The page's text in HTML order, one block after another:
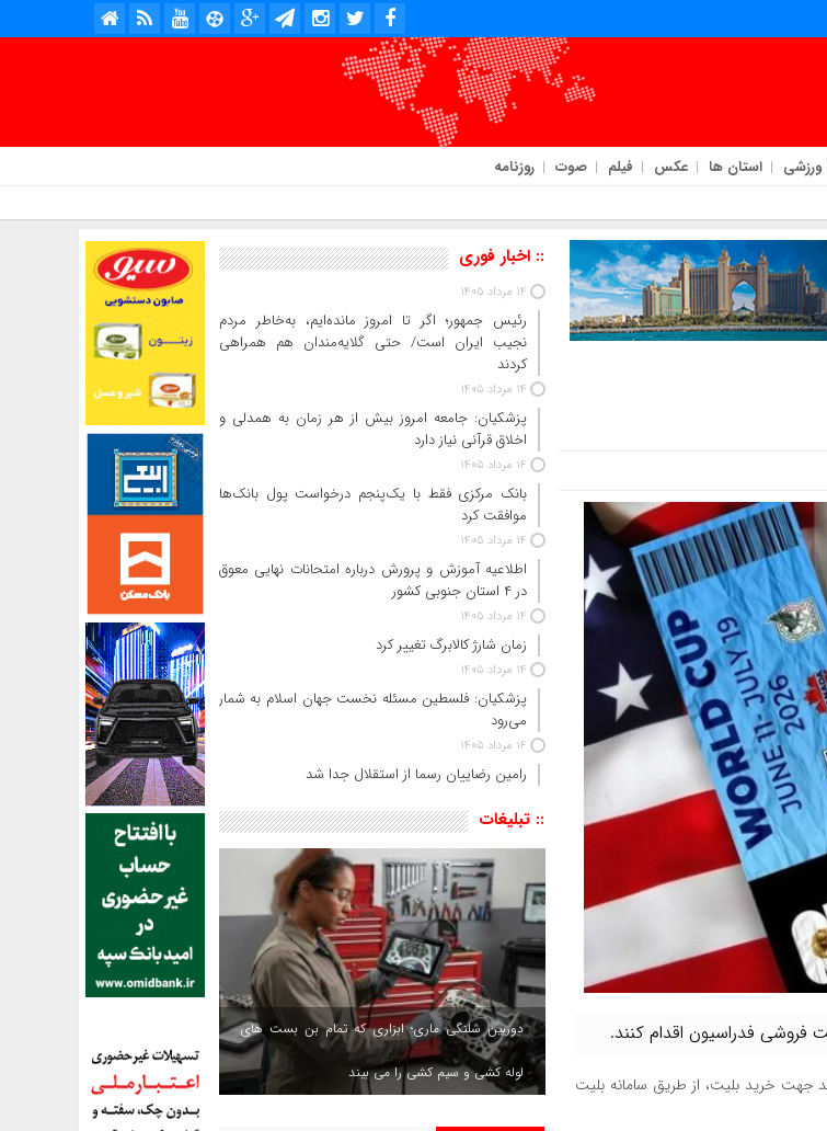
ورزشی استان ها عکس فیلم صوت روزنامه
فروشی فدراسیون اقدام کنند.
جهت خرید بلیت، از طریق سامانه بلیت
:: اخبار فوری
14 مرداد 1405
رئیس‌ جمهور؛ اگر تا امروز مانده‌ایم، به‌خاطر مردم
نجیب ایران است/ حتی گلایه‌مندان هم همراهی
کردند
14 مرداد 1405
پزشکیان: جامعه امروز بیش از هر زمان به همدلی و
اخلاق قرآنی نیاز دارد
14 مرداد 1405
بانک مرکزی فقط با یک‌‎پنجم درخواست پول بانک‌ها
موافقت کرد
14 مرداد 1405
اطلاعیه آموزش و پرورش درباره امتحانات نهایی معوق
در ۴ استان جنوبی کشور
14 مرداد 1405
زمان شارژ کالابرگ تغییر کرد
14 مرداد 1405
پزشکیان: فلسطین مسئله نخست جهان اسلام به شمار
می‌رود
14 مرداد 1405
رامین رضاییان رسما از استقلال جدا شد
:: تبلیغات
دوربین شلنگی ماری؛ ابزاری که تمام بن بست های
لوله کشی و سیم کشی را می بیند